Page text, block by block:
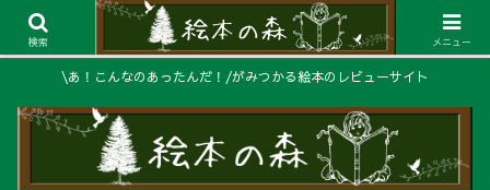
\あ！こんなのあったんだ！/がみつかる絵本のレビューサイト
検索 メニュー